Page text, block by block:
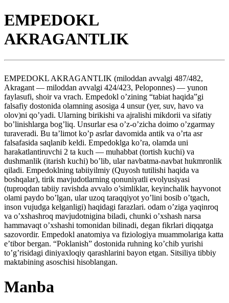
EMPEDOKL
AKRAGANTLIK
EMPEDOKL AKRAGANTLIK (miloddan avvalgi 487/482,
Akragant — miloddan avvalgi 424/423, Peloponnes) — yunon
faylasufi, shoir va vrach. Empedokl o’zining “tabiat haqida”gi
falsafiy dostonida olamning asosiga 4 unsur (yer, suv, havo va
olov)ni qo’yadi. Ularning birikishi va ajralishi mikdorii va sifatiy
bo’linishlarga bog’liq. Unsurlar esa o’z-o’zicha doimo o’zgarmay
turaveradi. Bu ta’limot ko’p asrlar davomida antik va o’rta asr
falsafasida saqlanib keldi. Empedoklga ko’ra, olamda uni
harakatlantiruvchi 2 ta kuch — muhabbat (tortish kuchi) va
dushmanlik (itarish kuchi) bo’lib, ular navbatma-navbat hukmronlik
qiladi. Empedoklning tabiiyilmiy (Quyosh tutilishi haqida va
boshqalar), tirik mavjudotlarning qonuniyatli evolyusiyasi
(tuproqdan tabiiy ravishda avvalo o’simliklar, keyinchalik hayvonot
olami paydo bo’lgan, ular uzoq taraqqiyot yo’lini bosib o’tgach,
inson vujudga kelganligi) haqidagi farazlari. odam o’ziga yaqinroq
va o’xshashroq mavjudotnigina biladi, chunki o’xshash narsa
hammavaqt o’xshashi tomonidan bilinadi, degan fikrlari diqqatga
sazovordir. Empedokl anatomiya va fiziologiya muammolariga katta
e’tibor bergan. “Poklanish” dostonida ruhning ko’chib yurishi
to’g’risidagi diniyaxloqiy qarashlarini bayon etgan. Sitsiliya tibbiy
maktabining asoschisi hisoblangan.
Manba